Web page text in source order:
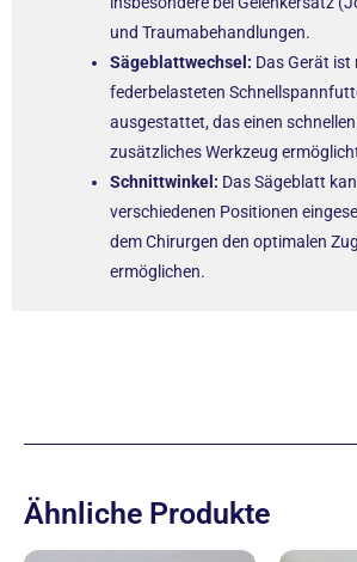
und Traumabehandlungen.
Sägeblattwechsel: Das Gerät ist
federbelasteten
ausgestattet, das einen
zusätzliches Werkzeug
Schnittwinkel: Das Sägeblatt
verschiedenen Positionen
dem Chirurgen den optimalen
ermöglichen.
Ähnliche Produkte